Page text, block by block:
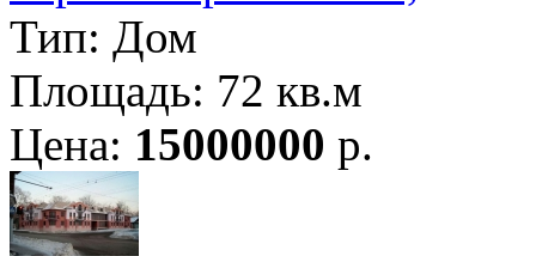
Тип: Дом
Площадь: 72 кв.м
Цена: 15000000 р.